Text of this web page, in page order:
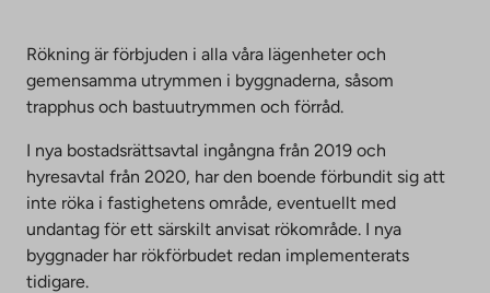
Rökning är förbjuden i alla våra lägenheter och
gemensamma utrymmen i byggnaderna, såsom
trapphus och bastuutrymmen och förråd.
I nya bostadsrättsavtal ingångna från 2019 och
hyresavtal från 2020, har den boende förbundit sig att
inte röka i fastighetens område, eventuellt med
undantag för ett särskilt anvisat rökområde. I nya
byggnader har rökförbudet redan implementerats
tidigare.